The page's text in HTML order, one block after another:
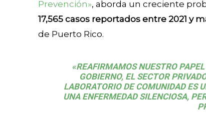
Prevención», aborda un creciente
17,565 casos reportados entre 2021 y
de Puerto Rico.
«REAFIRMAMOS NUESTRO
GOBIERNO, EL SECTOR
LABORATORIO DE COMUNIDAD ES
UNA ENFERMEDAD SILENCIOSA,